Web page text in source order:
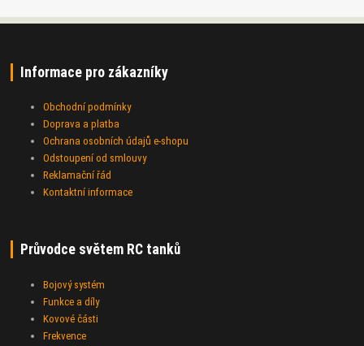
Informace pro zákazníky
Obchodní podmínky
Doprava a platba
Ochrana osobních údajů e-shopu
Odstoupení od smlouvy
Reklamační řád
Kontaktní informace
Průvodce světem RC tanků
Bojový systém
Funkce a díly
Kovové části
Frekvence